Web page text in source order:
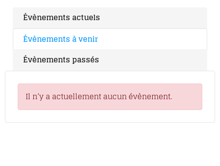
Évènements actuels
Évènements à venir
Évènements passés
Il n’y a actuellement aucun évènement.